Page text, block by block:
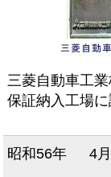
三菱自動車工
保証納入工場
昭和56年 4月